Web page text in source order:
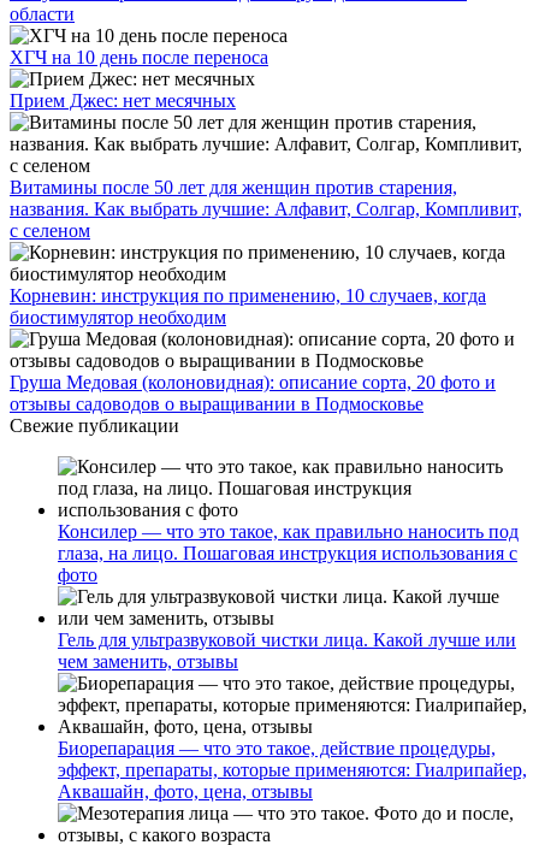
области
ХГЧ на 10 день после переноса
Прием Джес: нет месячных
Витамины после 50 лет для женщин против старения,
названия. Как выбрать лучшие: Алфавит, Солгар, Компливит,
с селеном
Корневин: инструкция по применению, 10 случаев, когда
биостимулятор необходим
Груша Медовая (колоновидная): описание сорта, 20 фото и
отзывы садоводов о выращивании в Подмосковье
Свежие публикации
Консилер — что это такое, как правильно наносить под
глаза, на лицо. Пошаговая инструкция использования с
фото
Гель для ультразвуковой чистки лица. Какой лучше или
чем заменить, отзывы
Биорепарация — что это такое, действие процедуры,
эффект, препараты, которые применяются: Гиалрипайер,
Аквашайн, фото, цена, отзывы